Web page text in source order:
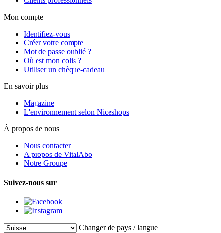
Mon compte
Identifiez-vous
Créer votre compte
Mot de passe oublié ?
Où est mon colis ?
Utiliser un chèque-cadeau
En savoir plus
Magazine
L'environnement selon Niceshops
À propos de nous
Nous contacter
A propos de VitalAbo
Notre Groupe
Suivez-nous sur
Changer de pays / langue